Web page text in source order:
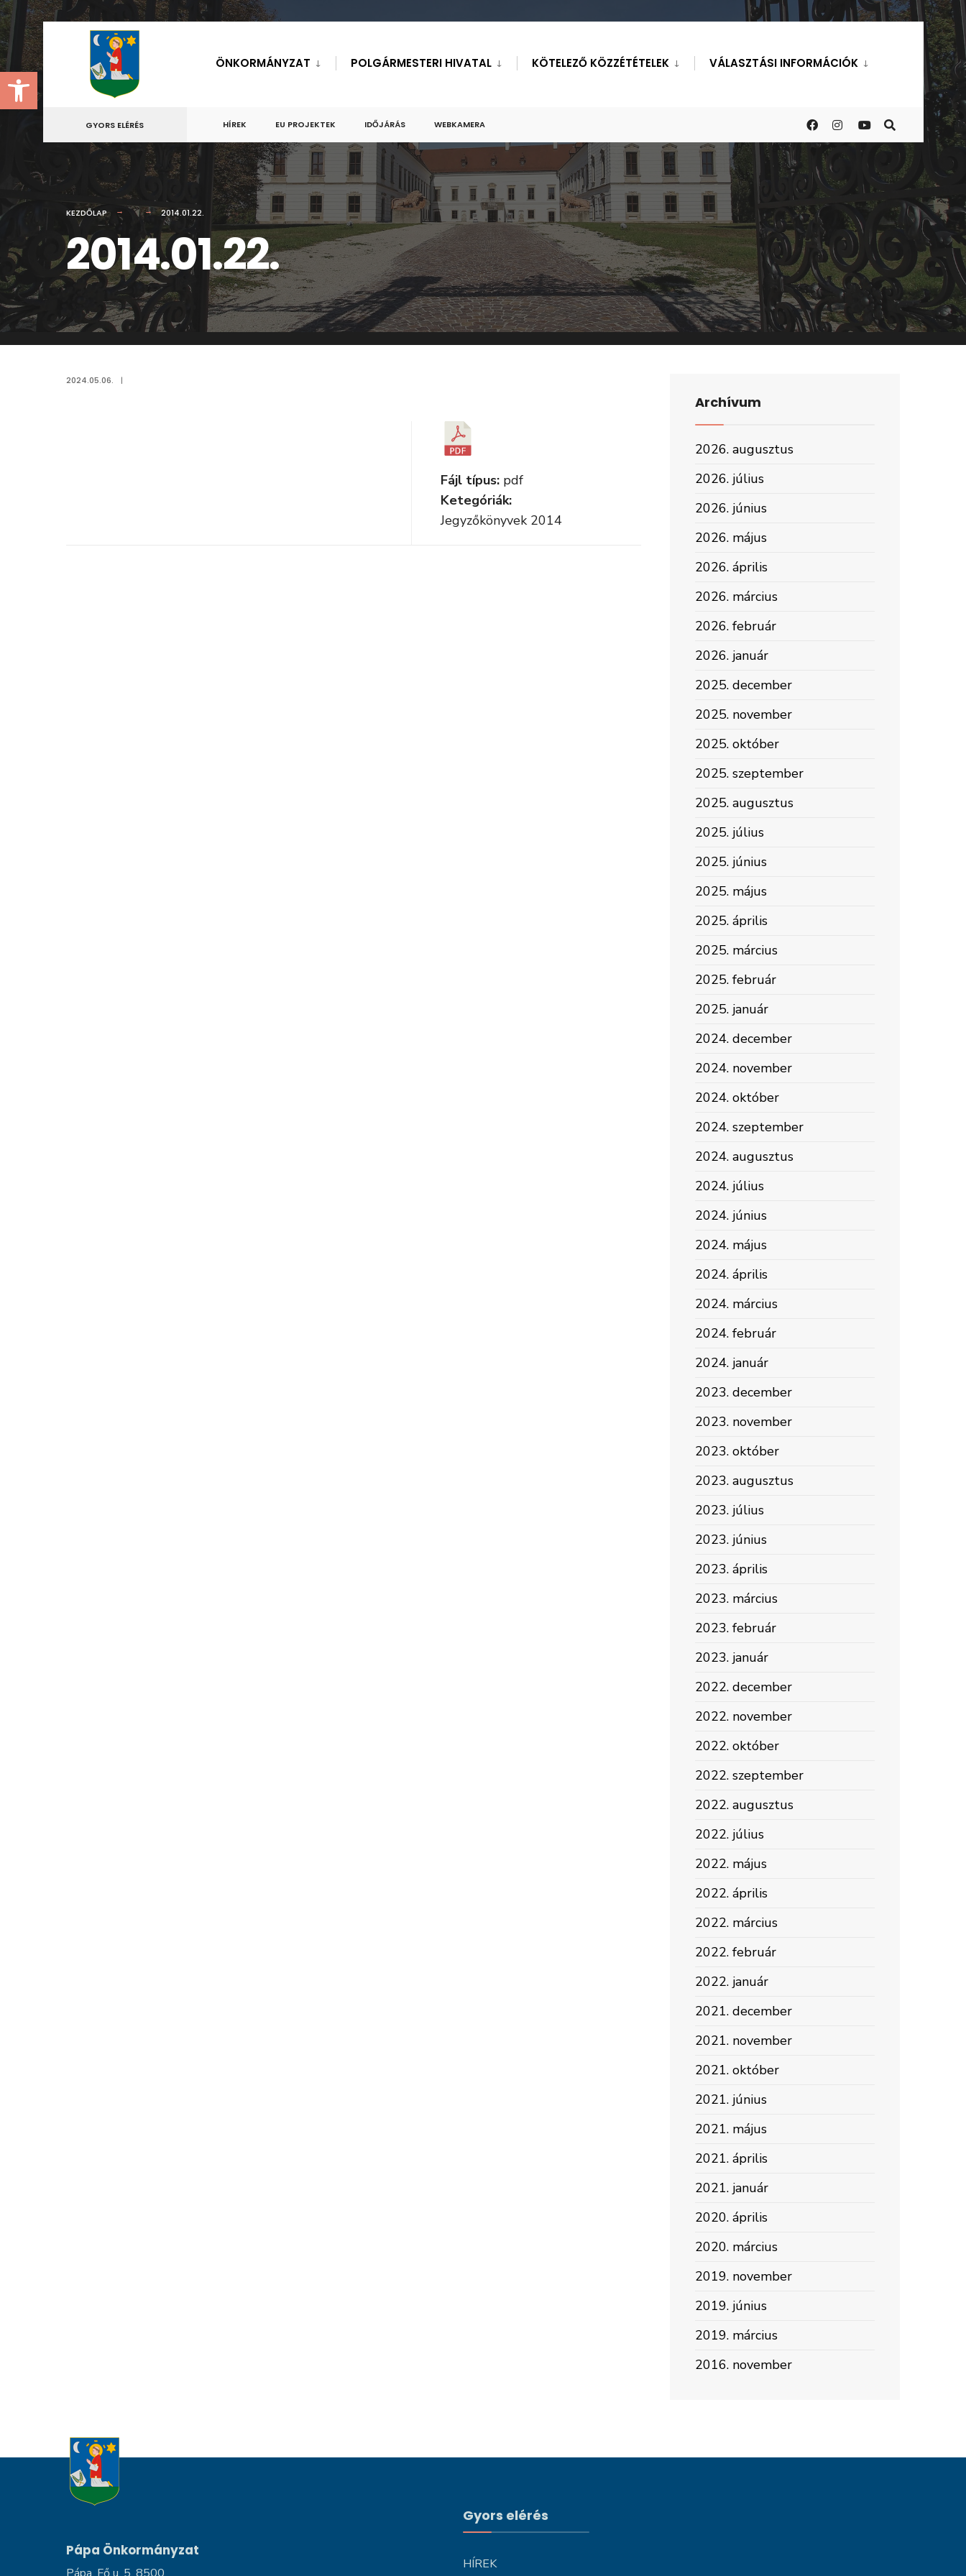
Eszköztár megnyitása
content
ÖNKORMÁNYZAT POLGÁRMESTERI HIVATAL KÖTELEZŐ KÖZZÉTÉTELEK VÁLASZTÁSI INFORMÁCIÓK
GYORS ELÉRÉS HÍREK EU PROJEKTEK IDŐJÁRÁS WEBKAMERA
KEZDŐLAP 2014.01.22.
2014.01.22.
2024.05.06. |
Fájl típus: pdf
Ketegóriák:
Jegyzőkönyvek 2014
Archívum
2026. augusztus
2026. július
2026. június
2026. május
2026. április
2026. március
2026. február
2026. január
2025. december
2025. november
2025. október
2025. szeptember
2025. augusztus
2025. július
2025. június
2025. május
2025. április
2025. március
2025. február
2025. január
2024. december
2024. november
2024. október
2024. szeptember
2024. augusztus
2024. július
2024. június
2024. május
2024. április
2024. március
2024. február
2024. január
2023. december
2023. november
2023. október
2023. augusztus
2023. július
2023. június
2023. április
2023. március
2023. február
2023. január
2022. december
2022. november
2022. október
2022. szeptember
2022. augusztus
2022. július
2022. május
2022. április
2022. március
2022. február
2022. január
2021. december
2021. november
2021. október
2021. június
2021. május
2021. április
2021. január
2020. április
2020. március
2019. november
2019. június
2019. március
2016. november
Pápa Önkormányzat
Gyors elérés
HÍREK